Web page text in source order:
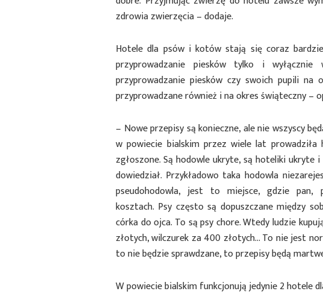
zdrowia zwierzęcia – dodaje.
Hotele dla psów i kotów stają się coraz
przyprowadzanie piesków tylko i
przyprowadzanie piesków czy swoich pupili
przyprowadzane również i na okres świąteczny –
– Nowe przepisy są konieczne, ale nie wszyscy
w powiecie bialskim przez wiele lat
zgłoszone. Są hodowle ukryte, są hoteliki
dowiedział. Przykładowo taka hodowla
pseudohodowla, jest to miejsce, gdzie pan,
kosztach. Psy często są dopuszczane między
córka do ojca. To są psy chore. Wtedy ludzie
złotych, wilczurek za 400 złotych… To nie jest
to nie będzie sprawdzane, to przepisy będą
W powiecie bialskim funkcjonują jedynie 2 hotele